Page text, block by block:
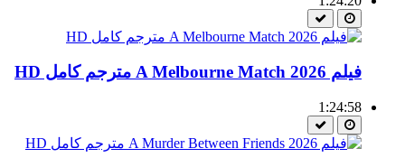
فيلم A Melbourne Match 2026 مترجم كامل HD
1:24:58